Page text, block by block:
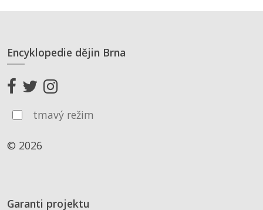
Encyklopedie dějin Brna
tmavý režim
© 2026
Garanti projektu